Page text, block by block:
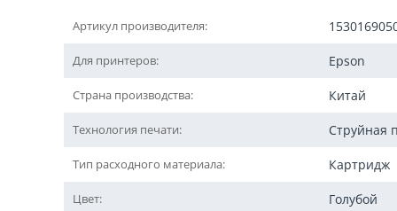
Артикул производителя:
Для принтеров: Epson
Страна производства: Китай
Технология печати: Струйная
Тип расходного материала: Картридж
Цвет: Голубой